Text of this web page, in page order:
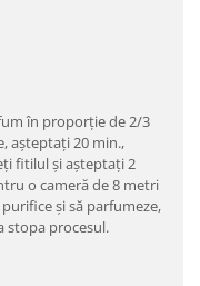
în proporție de 2/3
așteptați 20 min.,
fitilul și așteptați 2
o cameră de 8 metri
și să parfumeze,
stopa procesul.